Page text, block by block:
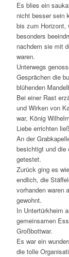
Es blies ein
nicht besser sein
bis zum Horizont,
besonders
nachdem sie mit
waren.
Unterwegs
Gesprächen die
blühenden
Bei einer Rast
und Wirken von
war, König
Liebe errichten
An der
besichtigt und die
getestet.
Zurück ging es
endlich, die
vorhanden waren
gewohnt.
In Untertürkheim
gemeinsamen
Großbottwar.
Es war ein
die tolle